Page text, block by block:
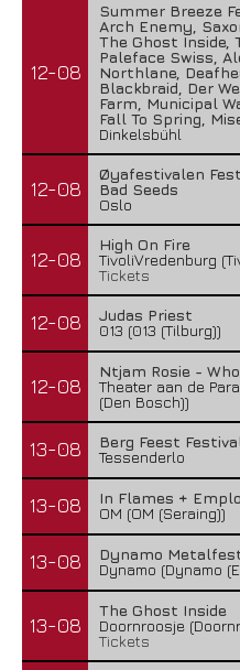
12-08
Summer Breeze
Arch Enemy,
The Ghost Inside,
Paleface Swiss,
Northlane,
Blackbraid, Der
Farm, Municipal
Fall To Spring,
Dinkelsbühl
12-08
Øyafestivalen
Bad Seeds
Oslo
12-08
High On Fire
TivoliVredenburg
Tickets
12-08
Judas Priest
013 (013 (Tilburg))
12-08
Ntjam Rosie -
Theater aan de
(Den Bosch))
13-08
Berg Feest
Tessenderlo
13-08
In Flames +
OM (OM (Seraing))
13-08
Dynamo
Dynamo (Dynamo
13-08
The Ghost Inside
Doornroosje
Tickets